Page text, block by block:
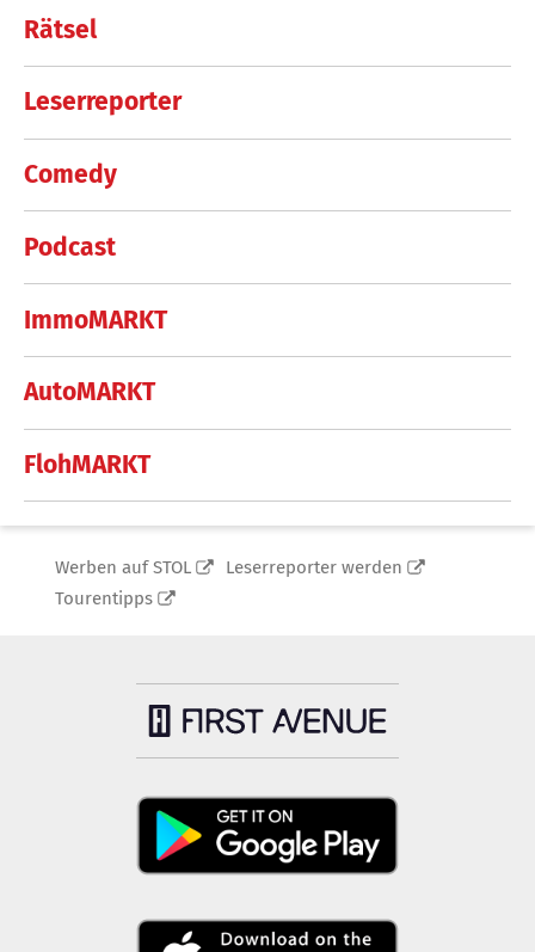
Rätsel
Leserreporter
Comedy
Podcast
ImmoMARKT
AutoMARKT
FlohMARKT
Werben auf STOL
Leserreporter werden
Tourentipps